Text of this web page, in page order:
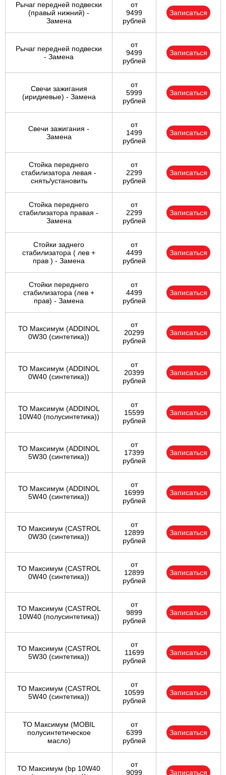
Рычаг передней подвески
(правый нижний) -
Замена
от
9499
рублей
Записаться
Рычаг передней подвески
- Замена
от
9499
рублей
Записаться
Свечи зажигания
(иридиевые) - Замена
от
5999
рублей
Записаться
Свечи зажигания -
Замена
от
1499
рублей
Записаться
Стойка переднего
стабилизатора левая -
снять/установить
от
2299
рублей
Записаться
Стойка переднего
стабилизатора правая -
Замена
от
2299
рублей
Записаться
Стойки заднего
стабилизатора ( лев +
прав ) - Замена
от
4499
рублей
Записаться
Стойки переднего
стабилизатора (лев +
прав) - Замена
от
4499
рублей
Записаться
ТО Максимум (ADDINOL
0W30 (синтетика))
от
20299
рублей
Записаться
ТО Максимум (ADDINOL
0W40 (синтетика))
от
20399
рублей
Записаться
ТО Максимум (ADDINOL
10W40 (полусинтетика))
от
15599
рублей
Записаться
ТО Максимум (ADDINOL
5W30 (синтетика))
от
17399
рублей
Записаться
ТО Максимум (ADDINOL
5W40 (синтетика))
от
16999
рублей
Записаться
ТО Максимум (CASTROL
0W30 (синтетика))
от
12899
рублей
Записаться
ТО Максимум (CASTROL
0W40 (синтетика))
от
12899
рублей
Записаться
ТО Максимум (CASTROL
10W40 (полусинтетика))
от
9899
рублей
Записаться
ТО Максимум (CASTROL
5W30 (синтетика))
от
11699
рублей
Записаться
ТО Максимум (CASTROL
5W40 (синтетика))
от
10599
рублей
Записаться
ТО Максимум (MOBIL
полуcинтетическое
масло)
от
6399
рублей
Записаться
ТО Максимум (bp 10W40
от
9099
Записаться